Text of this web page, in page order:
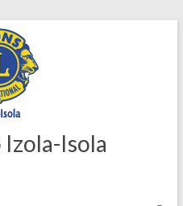
Isola